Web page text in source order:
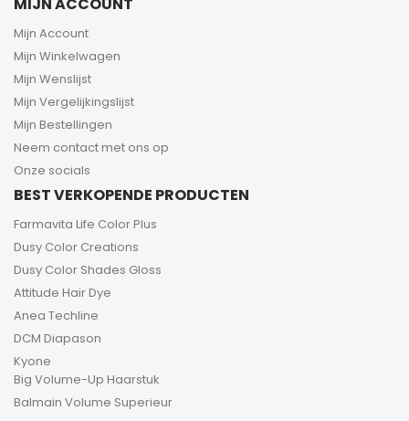
MIJN ACCOUNT
Mijn Account
Mijn Winkelwagen
Mijn Wenslijst
Mijn Vergelijkingslijst
Mijn Bestellingen
Neem contact met ons op
Onze socials
BEST VERKOPENDE PRODUCTEN
Farmavita Life Color Plus
Dusy Color Creations
Dusy Color Shades Gloss
Attitude Hair Dye
Anea Techline
DCM Diapason
Kyone
Big Volume-Up Haarstuk
Balmain Volume Superieur